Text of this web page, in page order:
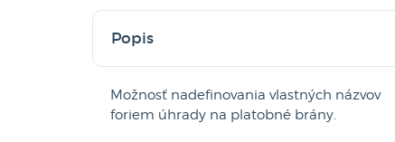
Popis
Možnosť nadefinovania vlastných názvov
foriem úhrady na platobné brány.